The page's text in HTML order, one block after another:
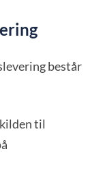
består
til